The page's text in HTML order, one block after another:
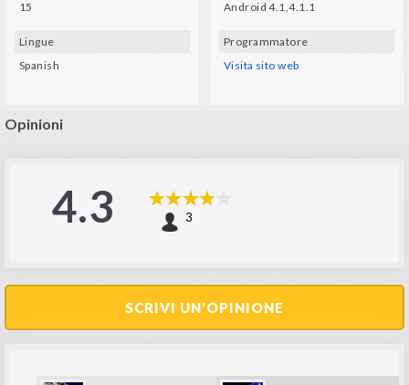
15
Lingue
Spanish
Android 4.1,4.1.1
Programmatore
Visita sito web
Opinioni
4.3 3
SCRIVI UN'OPINIONE